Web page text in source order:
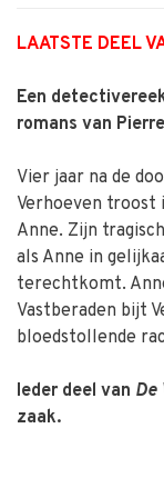
LAATSTE DEEL
Een
romans van
Vier jaar na de
Verhoeven troost
Anne. Zijn
als Anne in
terechtkomt.
Vastberaden bijt
bloedstollende
Ieder deel van De
zaak.